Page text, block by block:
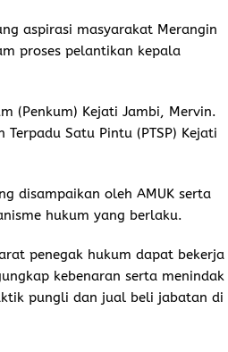
aspirasi masyarakat Merangin
proses pelantikan kepala
(Penkum) Kejati Jambi, Mervin.
Satu Pintu (PTSP) Kejati
disampaikan oleh AMUK serta
hukum yang berlaku.
penegak hukum dapat bekerja
kebenaran serta menindak
pungli dan jual beli jabatan di